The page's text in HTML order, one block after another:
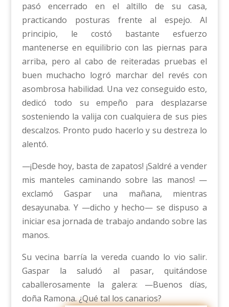
pasó encerrado en el altillo de su casa,
practicando posturas frente al espejo. Al
principio, le costó bastante esfuerzo
mantenerse en equilibrio con las piernas para
arriba, pero al cabo de reiteradas pruebas el
buen muchacho logró marchar del revés con
asombrosa habilidad. Una vez conseguido esto,
dedicó todo su empeño para desplazarse
sosteniendo la valija con cualquiera de sus pies
descalzos. Pronto pudo hacerlo y su destreza lo
alentó.
—¡Desde hoy, basta de zapatos! ¡Saldré a vender
mis manteles caminando sobre las manos! —
exclamó Gaspar una mañana, mientras
desayunaba. Y —dicho y hecho— se dispuso a
iniciar esa jornada de trabajo andando sobre las
manos.
Su vecina barría la vereda cuando lo vio salir.
Gaspar la saludó al pasar, quitándose
caballerosamente la galera: —Buenos días,
doña Ramona. ¿Qué tal los canarios?